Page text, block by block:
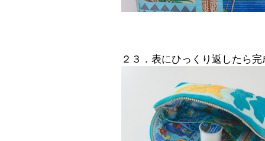
２３．表にひっくり返したら完